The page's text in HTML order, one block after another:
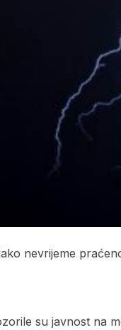
nevrijeme
su javnost na